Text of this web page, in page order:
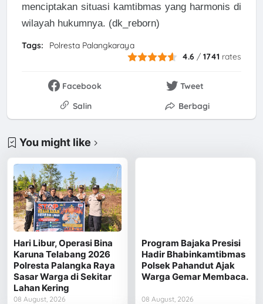
menciptakan situasi kamtibmas yang harmonis di
wilayah hukumnya. (dk_reborn)
Tags:
Polresta Palangkaraya
4.6 /1741 rates
Facebook
Tweet
Salin
Berbagi
You might like
Hari Libur, Operasi Bina
Karuna Telabang 2026
Polresta Palangka Raya
Sasar Warga di Sekitar
Lahan Kering
08 August, 2026
Program Bajaka Presisi
Hadir Bhabinkamtibmas
Polsek Pahandut Ajak
Warga Gemar Membaca.
08 August, 2026